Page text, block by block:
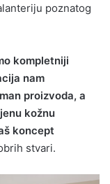
poznatog
kompletniji
nam
proizvoda, a
kožnu
koncept
stvari.